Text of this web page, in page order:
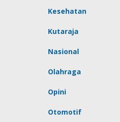
Kesehatan
Kutaraja
Nasional
Olahraga
Opini
Otomotif